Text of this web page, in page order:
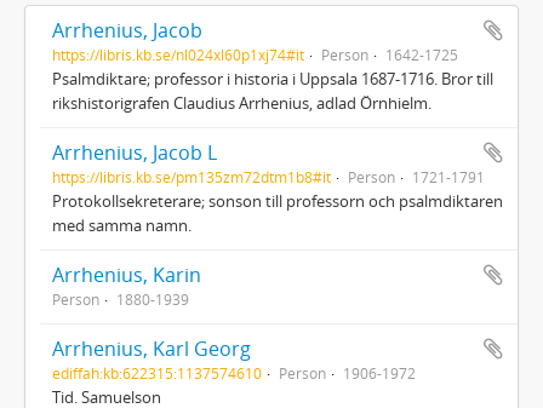
Arrhenius, Jacob
https://libris.kb.se/nl024xl60p1xj74#it Person 1642-1725
Psalmdiktare; professor i historia i Uppsala 1687-1716. Bror till
rikshistorigrafen Claudius Arrhenius, adlad Örnhielm.
Arrhenius, Jacob L
https://libris.kb.se/pm135zm72dtm1b8#it Person 1721-1791
Protokollsekreterare; sonson till professorn och psalmdiktaren
med samma namn.
Arrhenius, Karin
Person 1880-1939
Arrhenius, Karl Georg
ediffah:kb:622315:1137574610 Person 1906-1972
Tid. Samuelson